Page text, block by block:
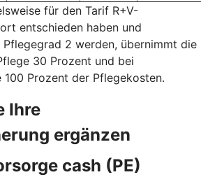
für den Tarif R+V-
entschieden haben und
2 werden, übernimmt die
30 Prozent und bei
Prozent der Pflegekosten.
Ihre
ergänzen
cash (PE)